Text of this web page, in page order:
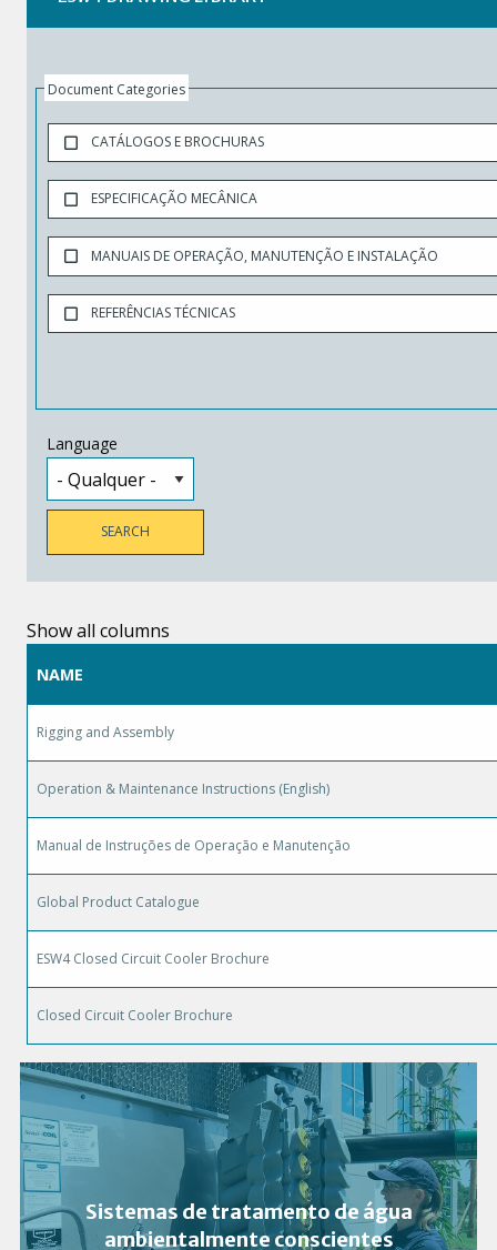
Document Categories
CATÁLOGOS E BROCHURAS
ESPECIFICAÇÃO MECÂNICA
MANUAIS DE OPERAÇÃO, MANUTENÇÃO E INSTALAÇÃO
REFERÊNCIAS TÉCNICAS
Language
Show all columns
NAME
Rigging and Assembly
Operation & Maintenance Instructions (English)
Manual de Instruções de Operação e Manutenção
Global Product Catalogue
ESW4 Closed Circuit Cooler Brochure
Closed Circuit Cooler Brochure
Sistemas de tratamento de água
ambientalmente conscientes